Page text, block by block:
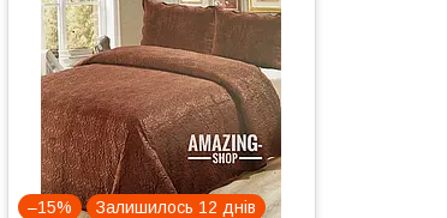
–15% Залишилось 12 днів